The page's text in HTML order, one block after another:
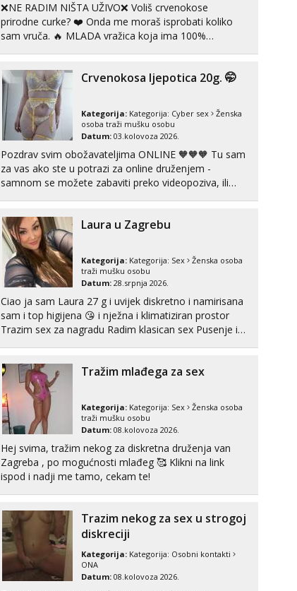
Obavijesti me kada se oslobodi
Monika
tel:0,93€ - mob:1,12€ min
Vanesa
Čekam tvoj poziv!
Tel: 064/677-677- Kod: #74
tel:0,93€ - mob:1,12€ min
Ivančica
Tel:
tel:0,93€ - mob:1,12€ min
Zara
Čekam tvoj poziv!
Tel:
- Kod: #123
tel:0,93€ - mob:1,12€ min
Anđela
Tel:
tel:0,93€ - mob:1,12€ min
❌NE RADIM NIŠTA UŽIVO❌ Voliš crvenokose
prirodne curke? ❤️ Onda me moraš isprobati koliko
sam vruča.‎ ️‍🔥 MLADA vražica koja ima 100%
možeš pranaći nešto po svojoj mjeri. Sexi videa s
kolegica...
Crvenokosa ljepotica 20g. 🤭
Kategorija: Kategorija: Cyber sex
Ženska
osoba traži mušku osobu
Datum: 03.kolovoza 2026.
Pozdrav svim obožavateljima ONLINE 🧡🧡🧡 Tu sam
za vas ako ste u potrazi za online druženjem -
samnom se možete zabaviti preko videopoziva, ili
tipkanja uz slike i hot line pozive. Za vas sam
pripremila ...
Laura u Zagrebu
Kategorija: Kategorija: Sex
Ženska osoba
traži mušku osobu
Datum: 28.srpnja 2026.
Ciao ja sam Laura 27 g i uvijek diskretno i namirisana
sam i top higijena 😘 i nježna i klimatiziran prostor
Trazim sex za nagradu Radim klasican sex Pusenje i
neljubim se Wha...Tražim mlađega za sex
Kategorija: Kategorija: Sex
Ženska osoba
traži mušku osobu
Datum: 08.kolovoza 2026.
Hej svima, tražim nekog za diskretna druženja van
Zagreba , po mogućnosti mlađeg 🥰 Klikni na link
ispod i nadji me tamo, cekam te!
Trazim nekog za sex u strogoj
diskreciji
Kategorija: Kategorija: Osobni kontakti
ONA
Datum: 08.kolovoza 2026.